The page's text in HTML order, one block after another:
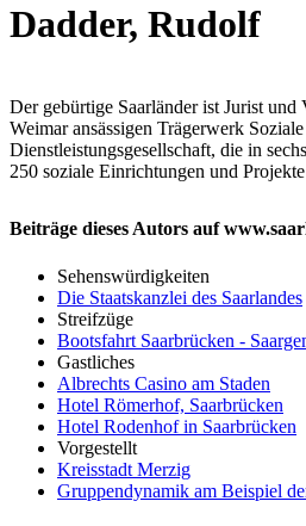
Dadder, Rudolf
Der gebürtige Saarländer ist Jurist und
Weimar ansässigen Trägerwerk
Dienstleistungsgesellschaft, die in
250 soziale Einrichtungen und
Beiträge dieses Autors auf
Sehenswürdigkeiten
Die Staatskanzlei des Saarlandes
Streifzüge
Bootsfahrt Saarbrücken -
Gastliches
Albrechts Casino am Staden
Hotel Römerhof, Saarbrücken
Hotel Rodenhof in Saarbrücken
Vorgestellt
Kreisstadt Merzig
Gruppendynamik am Beispiel